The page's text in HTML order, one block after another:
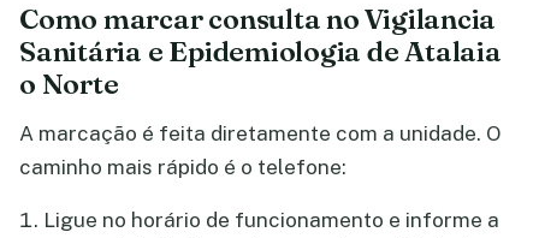
Como marcar consulta no Vigilancia
Sanitária e Epidemiologia de Atalaia
o Norte
A marcação é feita diretamente com a unidade. O
caminho mais rápido é o telefone:
Ligue no horário de funcionamento e informe a